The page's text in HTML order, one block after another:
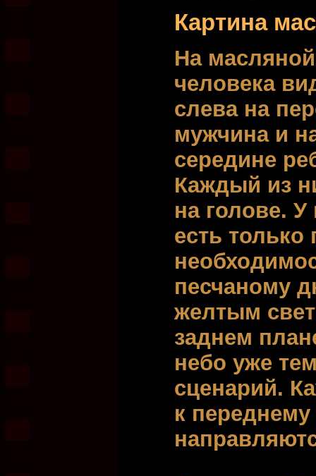
Картина
На
человека
слева на
мужчина и
середине
Каждый из
на голове.
есть
песчаному
желтым
заднем
небо уже
сценарий.
к